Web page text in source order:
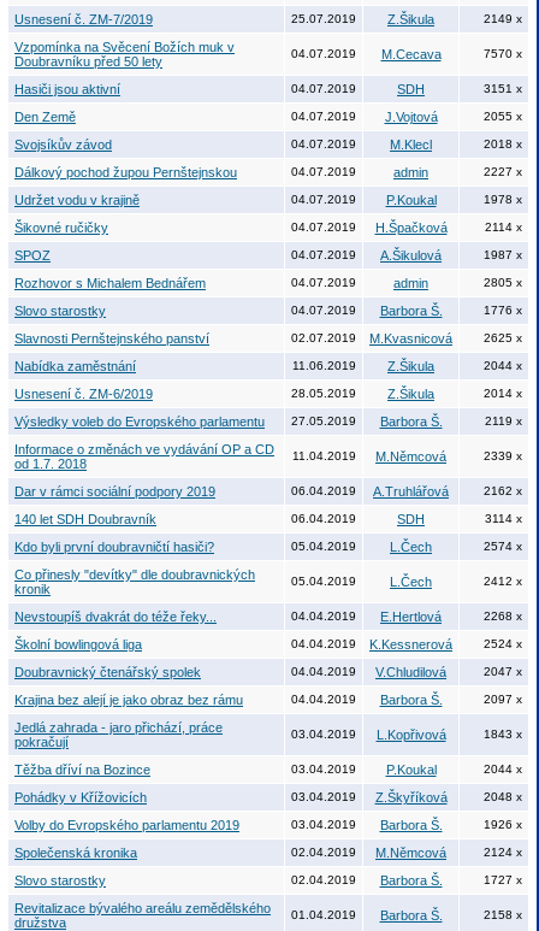
Usnesení č. ZM-7/2019 25.07.2019 Z.Šikula 2149 x
Vzpomínka na Svěcení Božích muk v
Doubravníku před 50 lety
04.07.2019 M.Cecava 7570 x
Hasiči jsou aktivní 04.07.2019 SDH 3151 x
Den Země 04.07.2019 J.Vojtová 2055 x
Svojsíkův závod 04.07.2019 M.Klecl 2018 x
Dálkový pochod župou Pernštejnskou 04.07.2019 admin 2227 x
Udržet vodu v krajině 04.07.2019 P.Koukal 1978 x
Šikovné ručičky 04.07.2019 H.Špačková 2114 x
SPOZ 04.07.2019 A.Šikulová 1987 x
Rozhovor s Michalem Bednářem 04.07.2019 admin 2805 x
Slovo starostky 04.07.2019 Barbora Š. 1776 x
Slavnosti Pernštejnského panství 02.07.2019 M.Kvasnicová 2625 x
Nabídka zaměstnání 11.06.2019 Z.Šikula 2044 x
Usnesení č. ZM-6/2019 28.05.2019 Z.Šikula 2014 x
Výsledky voleb do Evropského parlamentu 27.05.2019 Barbora Š. 2119 x
Informace o změnách ve vydávání OP a CD
od 1.7. 2018
11.04.2019 M.Němcová 2339 x
Dar v rámci sociální podpory 2019 06.04.2019 A.Truhlářová 2162 x
140 let SDH Doubravník 06.04.2019 SDH 3114 x
Kdo byli první doubravničtí hasiči? 05.04.2019 L.Čech 2574 x
Co přinesly "devítky" dle doubravnických
kronik
05.04.2019 L.Čech 2412 x
Nevstoupíš dvakrát do téže řeky... 04.04.2019 E.Hertlová 2268 x
Školní bowlingová liga 04.04.2019 K.Kessnerová 2524 x
Doubravnický čtenářský spolek 04.04.2019 V.Chludilová 2047 x
Krajina bez alejí je jako obraz bez rámu 04.04.2019 Barbora Š. 2097 x
Jedlá zahrada - jaro přichází, práce
pokračují
03.04.2019 L.Kopřivová 1843 x
Těžba dříví na Bozince 03.04.2019 P.Koukal 2044 x
Pohádky v Křížovicích 03.04.2019 Z.Škyříková 2048 x
Volby do Evropského parlamentu 2019 03.04.2019 Barbora Š. 1926 x
Společenská kronika 02.04.2019 M.Němcová 2124 x
Slovo starostky 02.04.2019 Barbora Š. 1727 x
Revitalizace bývalého areálu zemědělského
družstva
01.04.2019 Barbora Š. 2158 x